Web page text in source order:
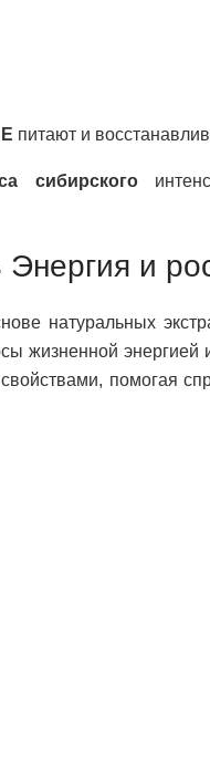
питают и
сибирского
и
натуральных
жизненной
помогая